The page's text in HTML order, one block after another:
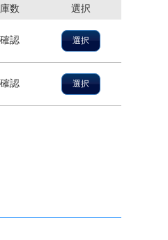
数 選択
認 選択
認 選択